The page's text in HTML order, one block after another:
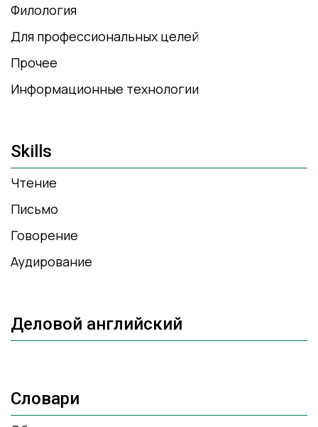
Филология
Для профессиональных целей
Прочее
Информационные технологии
Skills
Чтение
Письмо
Говорение
Аудирование
Деловой английский
Словари